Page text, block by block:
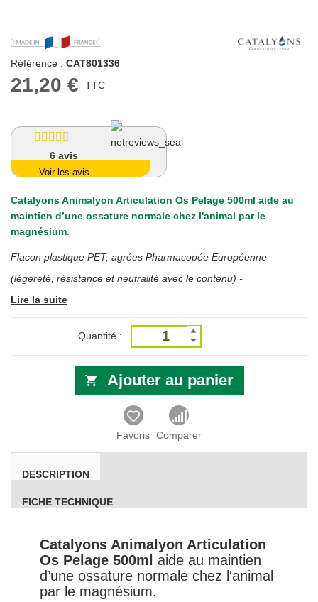
Référence : CAT801336
21,20 € TTC
6avis
Voir les avis
Catalyons Animalyon Articulation Os Pelage 500ml aide au
maintien d’une ossature normale chez l'animal par le
magnésium.
Flacon plastique PET, agrées Pharmacopée Européenne
(légèreté, résistance et neutralité avec le contenu) -
Lire la suite
Quantité :
Ajouter au panier
Favoris Comparer
DESCRIPTION
FICHE TECHNIQUE
Catalyons Animalyon Articulation
Os Pelage 500ml aide au maintien
d’une ossature normale chez l'animal
par le magnésium.